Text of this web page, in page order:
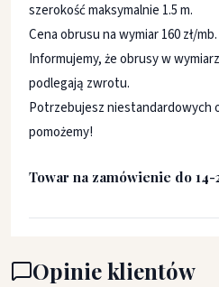
szerokość maksymalnie 1.5 m.
Cena obrusu na wymiar 160 zł/mb.
Informujemy, że obrusy w
podlegają zwrotu.
Potrzebujesz niestandardowych
pomożemy!
Towar na zamówienie do 14-
Opinie klientów